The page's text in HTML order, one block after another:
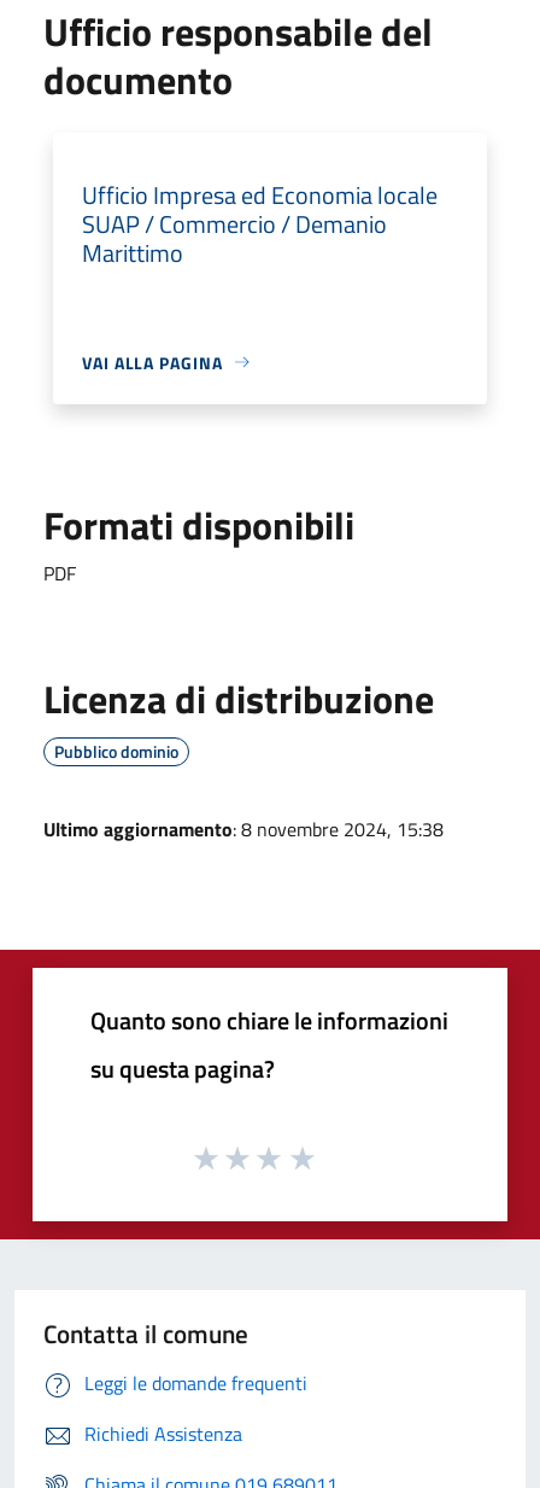
Ufficio responsabile del
documento
Ufficio Impresa ed Economia locale
SUAP / Commercio / Demanio
Marittimo
VAI ALLA PAGINA
Formati disponibili
PDF
Licenza di distribuzione
Pubblico dominio
Ultimo aggiornamento: 8 novembre 2024, 15:38
Quanto sono chiare le informazioni
su questa pagina?
Contatta il comune
Leggi le domande frequenti
Richiedi Assistenza